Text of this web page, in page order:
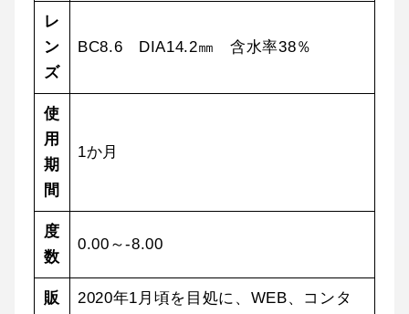
レ
ン
ズ
BC8.6 DIA14.2㎜ 含水率38％
使
用
期
間
1か月
度
数
0.00～-8.00
販
2020年1月頃を目処に、WEB、コンタ